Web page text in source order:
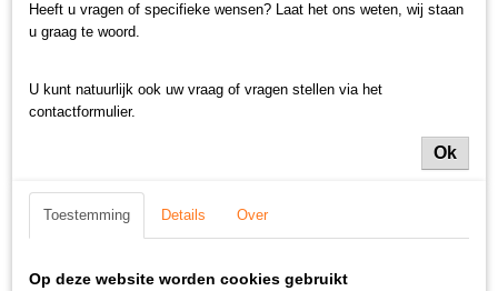
Heeft u vragen of specifieke wensen? Laat het ons weten, wij staan
u graag te woord.
U kunt natuurlijk ook uw vraag of vragen stellen via het
contactformulier.
Ok
Toestemming Details Over
Op deze website worden cookies gebruikt